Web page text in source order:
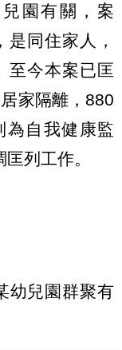
園有關，案
同住家人，
至今本案已匡
家隔離，880
為自我健康監
列工作。
幼兒園群聚有